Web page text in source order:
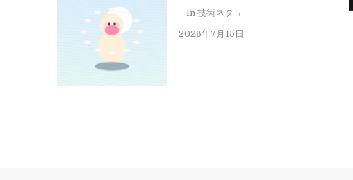
In 技術ネタ
2026年7月15日